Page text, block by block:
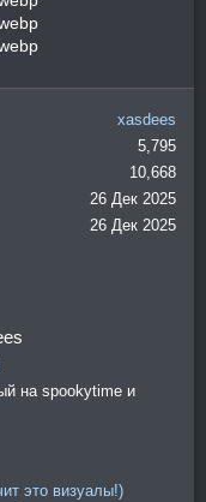
xasdees
5,795
10,668
26 Дек 2025
26 Дек 2025
на spookytime и
это визуалы!)